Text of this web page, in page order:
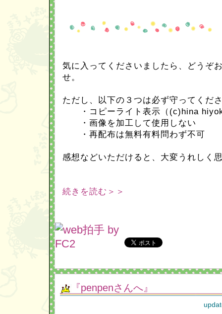
気に入ってくださいましたら、どうぞ
せ。
ただし、以下の３つは必ず守ってくだ
・コピーライト表示（(c)hina
・画像を加工して使用しない
・再配布は無料有料問わず不可
感想などいただけると、大変うれしく
続きを読む＞＞
『penpenさんへ』